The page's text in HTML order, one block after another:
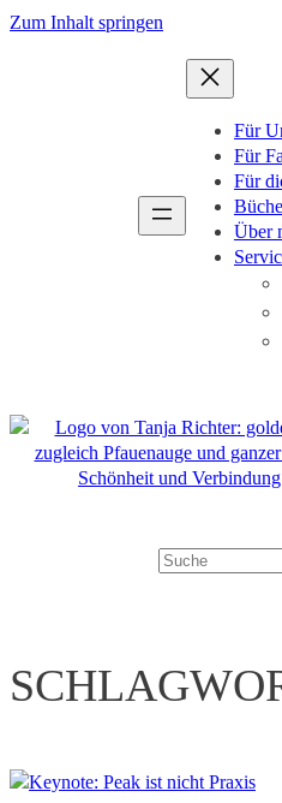
Zum
Zum Inhalt springen
Für
Für
Für
Über
Suchen